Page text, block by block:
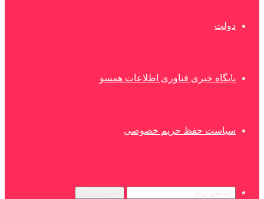
دولت
پایگاه خبری فناوری اطلاعات همسو
سیاست حفظ حریم خصوصی